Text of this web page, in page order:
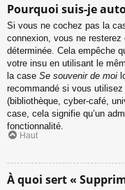
Pourquoi suis-je
Si vous ne cochez pas la
connexion, vous ne resterez
déterminée. Cela empêche
votre insu en utilisant le
la case Se souvenir de moi
recommandé si vous
(bibliothèque, cyber-café,
case, cela signifie qu’un
fonctionnalité.
Haut
À quoi sert «